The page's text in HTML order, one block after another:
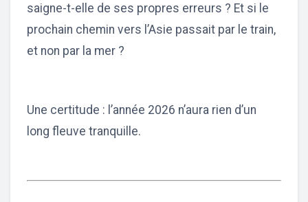
saigne-t-elle de ses propres erreurs ? Et si le
prochain chemin vers l’Asie passait par le train,
et non par la mer ?
Une certitude : l’année 2026 n’aura rien d’un
long fleuve tranquille.